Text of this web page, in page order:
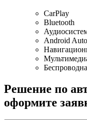
CarPlay
Bluetooth
Android Auto
Решение по
оформите